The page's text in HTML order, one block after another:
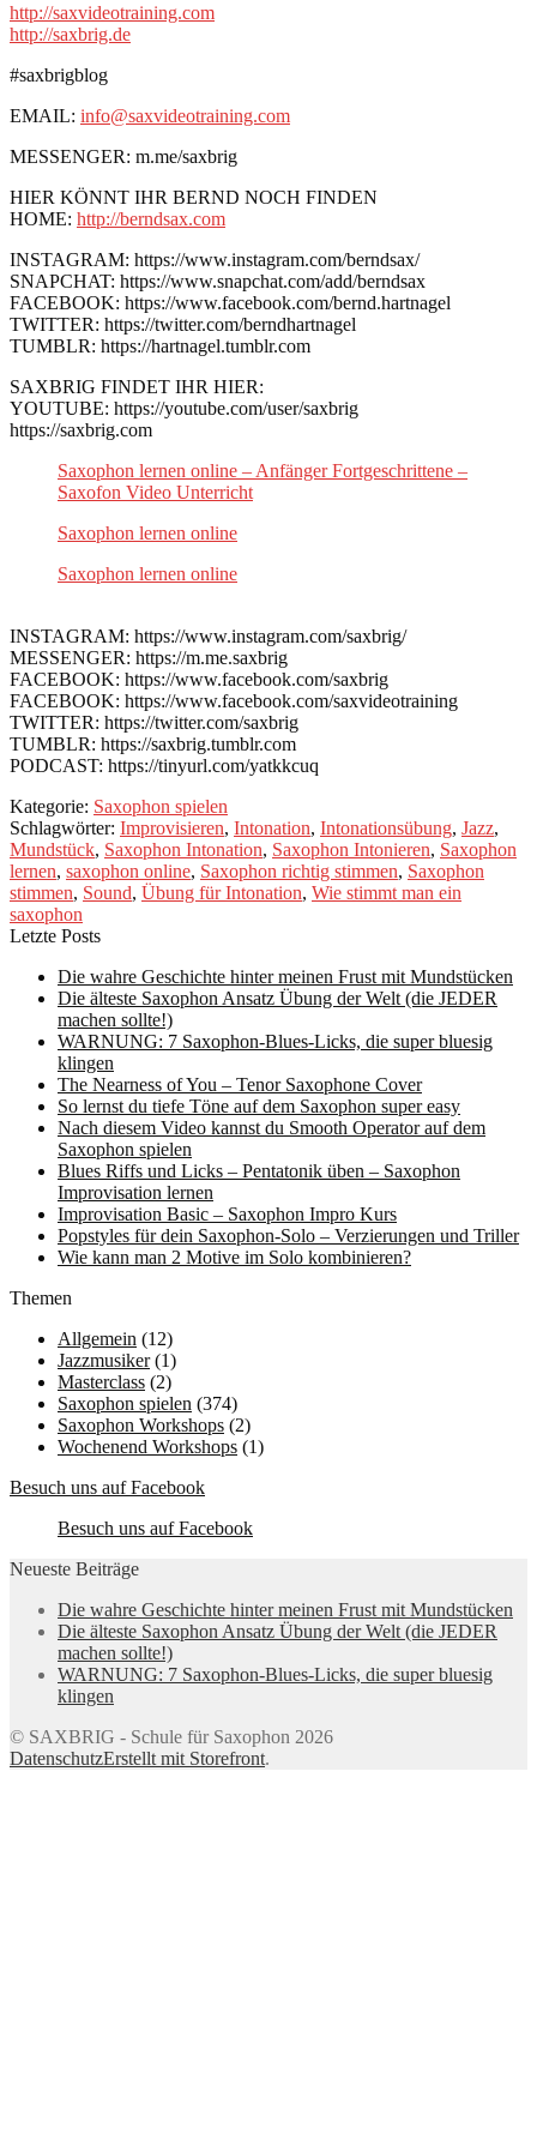
http://saxvideotraining.com
http://saxbrig.de
#saxbrigblog
EMAIL: info@saxvideotraining.com
MESSENGER: m.me/saxbrig
HIER KÖNNT IHR BERND NOCH FINDEN
HOME: http://berndsax.com
INSTAGRAM: https://www.instagram.com/berndsax/
SNAPCHAT: https://www.snapchat.com/add/berndsax
FACEBOOK: https://www.facebook.com/bernd.hartnagel
TWITTER: https://twitter.com/berndhartnagel
TUMBLR: https://hartnagel.tumblr.com
SAXBRIG FINDET IHR HIER:
YOUTUBE: https://youtube.com/user/saxbrig
https://saxbrig.com
Saxophon lernen online – Anfänger Fortgeschrittene –
Saxofon Video Unterricht
Saxophon lernen online
Saxophon lernen online
INSTAGRAM: https://www.instagram.com/saxbrig/
MESSENGER: https://m.me.saxbrig
FACEBOOK: https://www.facebook.com/saxbrig
FACEBOOK: https://www.facebook.com/saxvideotraining
TWITTER: https://twitter.com/saxbrig
TUMBLR: https://saxbrig.tumblr.com
PODCAST: https://tinyurl.com/yatkkcuq
Kategorie: Saxophon spielen
Schlagwörter: Improvisieren, Intonation, Intonationsübung, Jazz,
Mundstück, Saxophon Intonation, Saxophon Intonieren, Saxophon
lernen, saxophon online, Saxophon richtig stimmen, Saxophon
stimmen, Sound, Übung für Intonation, Wie stimmt man ein
saxophon
Letzte Posts
Die wahre Geschichte hinter meinen Frust mit Mundstücken
Die älteste Saxophon Ansatz Übung der Welt (die JEDER
machen sollte!)
WARNUNG: 7 Saxophon-Blues-Licks, die super bluesig
klingen
The Nearness of You – Tenor Saxophone Cover
So lernst du tiefe Töne auf dem Saxophon super easy
Nach diesem Video kannst du Smooth Operator auf dem
Saxophon spielen
Blues Riffs und Licks – Pentatonik üben – Saxophon
Improvisation lernen
Improvisation Basic – Saxophon Impro Kurs
Popstyles für dein Saxophon-Solo – Verzierungen und Triller
Wie kann man 2 Motive im Solo kombinieren?
Themen
Allgemein (12)
Jazzmusiker(1)
Masterclass (2)
Saxophon spielen (374)
Saxophon Workshops (2)
Wochenend Workshops (1)
Besuch uns auf Facebook
Besuch uns auf Facebook
Neueste Beiträge
Die wahre Geschichte hinter meinen Frust mit Mundstücken
Die älteste Saxophon Ansatz Übung der Welt (die JEDER
machen sollte!)
WARNUNG: 7 Saxophon-Blues-Licks, die super bluesig
klingen
© SAXBRIG - Schule für Saxophon 2026
DatenschutzErstellt mit Storefront.